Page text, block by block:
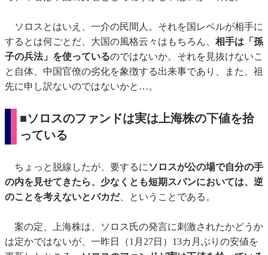
ソロスとはいえ、一介の民間人。それを国レベルが相手に
するとは何ごとだ、大国の風格云々はもちろん、 相手は「孫
子の兵法」を使っているのではないか。それを見抜けないこ
と自体、中国官僚の劣化を象徴する出来事であり、また、祖
先に申し訳ないのではないかと…。
■ソロスのファンドは実は上海株の下値を拾
っている
ちょっと脱線したが、要するに ソロスが公の場で自分の手
の内を見せてきたら、少なくとも短期スパンにおいては、逆
のことを考えないとバカだ、ということである。
案の定、上海株は、ソロス氏の発言に刺激されたかどうか
は定かではないが、一昨日（1月27日）13カ月ぶりの安値を